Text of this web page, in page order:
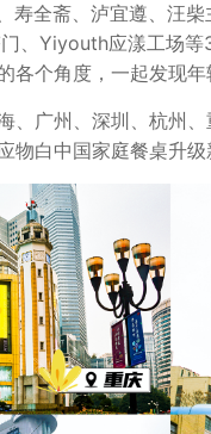
寿全斋、泸宜遵、汪
、Yiyouth应漾工场等
各个角度，一起发现年
、广州、深圳、杭州
物白中国家庭餐桌升级